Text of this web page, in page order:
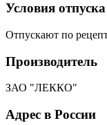
Условия отпуска
Отпускают по
Производитель
ЗАО "ЛЕККО"
Адрес в России